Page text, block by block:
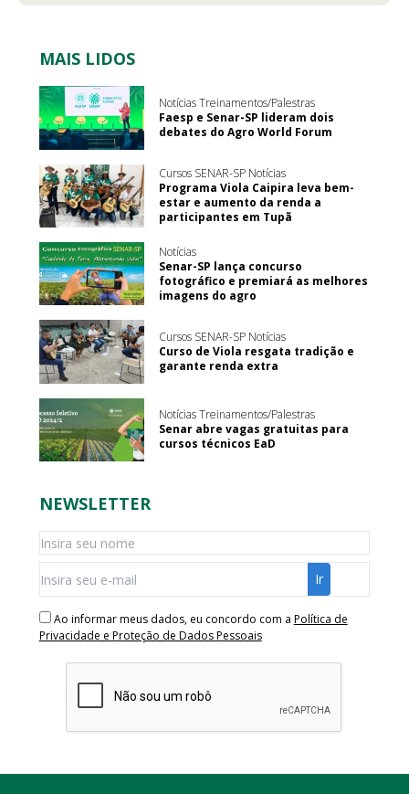
MAIS LIDOS
Notícias Treinamentos/Palestras
Faesp e Senar-SP lideram dois
debates do Agro World Forum
Cursos SENAR-SP Notícias
Programa Viola Caipira leva bem-
estar e aumento da renda a
participantes em Tupã
Notícias
Senar-SP lança concurso
fotográfico e premiará as melhores
imagens do agro
Cursos SENAR-SP Notícias
Curso de Viola resgata tradição e
garante renda extra
Notícias Treinamentos/Palestras
Senar abre vagas gratuitas para
cursos técnicos EaD
NEWSLETTER
Ao informar meus dados, eu concordo com a Política de
Privacidade e Proteção de Dados Pessoais